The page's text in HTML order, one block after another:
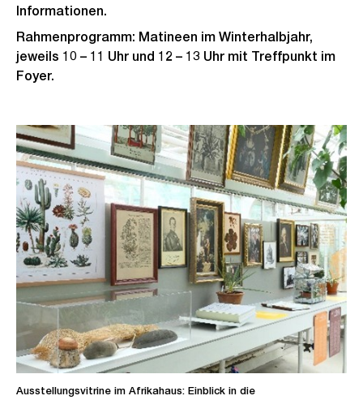
Link:
Informationen.
Rahmenprogramm: Matineen im Winterhalbjahr,
jeweils 10 – 11 Uhr und 12 – 13 Uhr mit Treffpunkt im
Foyer.
Ausstellungsvitrine im Afrikahaus: Einblick in die